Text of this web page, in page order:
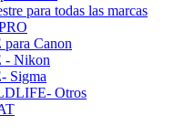
para todas las marcas
Canon
- Nikon
Sigma
Otros